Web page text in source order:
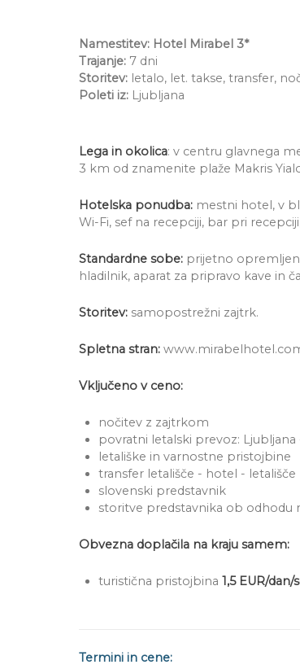
Namestitev: Hotel Mirabel 3*
Trajanje: 7 dni
Storitev: letalo, let. takse, transfer,
Poleti iz: Ljubljana
Lega in okolica: v centru glavnega
3 km od znamenite plaže Makris
Hotelska ponudba: mestni hotel, v
Wi-Fi, sef na recepciji, bar pri
Standardne sobe: prijetno
hladilnik, aparat za pripravo kave in
Storitev: samopostrežni zajtrk.
Spletna stran:
Vključeno v ceno:
nočitev z zajtrkom
povratni letalski prevoz: Ljubljana
letališke in varnostne pristojbine
transfer letališče - hotel - letališče
slovenski predstavnik
storitve predstavnika ob odhodu
Obvezna doplačila na kraju samem:
turistična pristojbina 1,5 EUR/
Termini in cene: